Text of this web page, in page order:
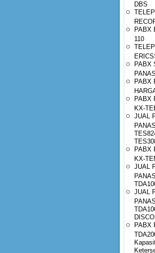
DBS
PABX
110
PABX
PABX
PABX
KX-
JUAL
PABX
KX-
JUAL
JUAL
PABX